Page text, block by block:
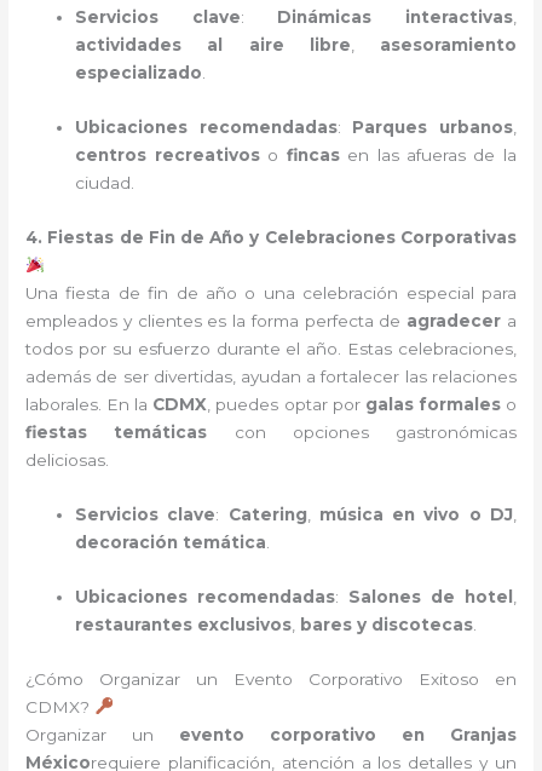
Servicios clave: Dinámicas interactivas,
actividades al aire libre, asesoramiento
especializado.
Ubicaciones recomendadas: Parques urbanos,
centros recreativoso fincasen las afueras de la
ciudad.
4. Fiestas de Fin de Año y Celebraciones Corporativas
Una fiesta de fin de año o una celebración especial para
empleados y clientes es la forma perfecta de agradecer a
todos por su esfuerzo durante el año. Estas celebraciones,
además de ser divertidas, ayudan a fortalecer las relaciones
laborales. En la CDMX , puedes optar por galas formaleso
fiestas temáticas con opciones gastronómicas
deliciosas.
Servicios clave: Catering música en vivo o DJ
decoración temática
Ubicaciones recomendadas: Salones de hotel
restaurantes exclusivos
bares y discotecas
¿Cómo Organizar un Evento Corporativo Exitoso en
CDMX?
Organizar un evento corporativo en Granjas
Méxicorequiere planificación, atención a los detalles y un